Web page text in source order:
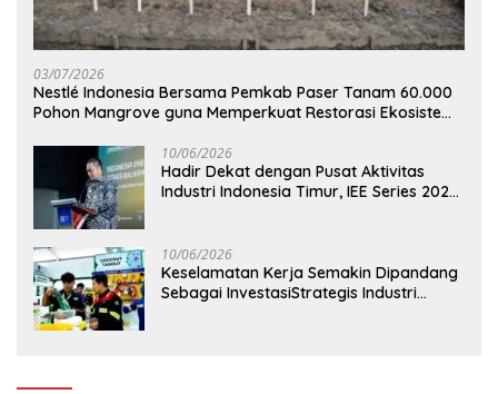
03/07/2026
Nestlé Indonesia Bersama Pemkab Paser Tanam 60.000
Pohon Mangrove guna Memperkuat Restorasi Ekosistem
10/06/2026
Hadir Dekat dengan Pusat Aktivitas
Industri Indonesia Timur, IEE Series 2026
10/06/2026
Keselamatan Kerja Semakin Dipandang
Sebagai InvestasiStrategis Industri